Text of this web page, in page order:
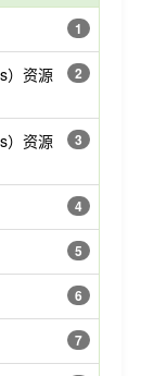
1
2
）资源
3
）资源
4
5
6
7